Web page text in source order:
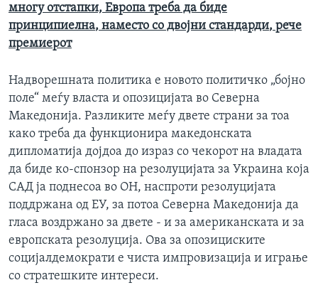
многу отстапки, Европа треба да биде
принципиелна, наместо со двојни стандарди, рече
премиерот
Надворешната политика е новото политичко „бојно
поле“ меѓу власта и опозицијата во Северна
Македонија. Разликите меѓу двете страни за тоа
како треба да функционира македонската
дипломатија дојдоа до израз со чекорот на владата
да биде ко-спонзор на резолуцијата за Украина која
САД ја поднесоа во ОН, наспроти резолуцијата
поддржана од ЕУ, за потоа Северна Македонија да
гласа воздржано за двете - и за американската и за
европската резолуција. Ова за опозициските
социјалдемократи е чиста импровизација и играње
со стратешките интереси.